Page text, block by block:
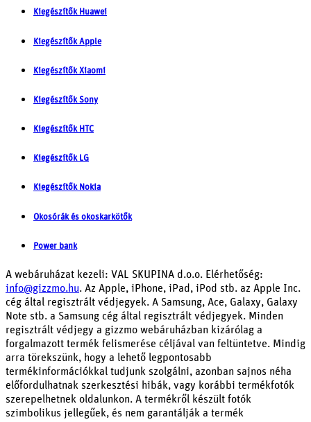
Kiegészítők Huawei
Kiegészítők Apple
Kiegészítők Xiaomi
Kiegészítők Sony
Kiegészítők HTC
Kiegészítők LG
Kiegészítők Nokia
Okosórák és okoskarkötők
Power bank
A webáruházat kezeli: VAL SKUPINA d.o.o. Elérhetőség:
info@gizzmo.hu. Az Apple, iPhone, iPad, iPod stb. az Apple Inc.
cég által regisztrált védjegyek. A Samsung, Ace, Galaxy, Galaxy
Note stb. a Samsung cég által regisztrált védjegyek. Minden
regisztrált védjegy a gizzmo webáruházban kizárólag a
forgalmazott termék felismerése céljával van feltüntetve. Mindig
arra törekszünk, hogy a lehető legpontosabb
termékinformációkkal tudjunk szolgálni, azonban sajnos néha
előfordulhatnak szerkesztési hibák, vagy korábbi termékfotók
szerepelhetnek oldalunkon. A termékről készült fotók
szimbolikus jellegűek, és nem garantálják a termék